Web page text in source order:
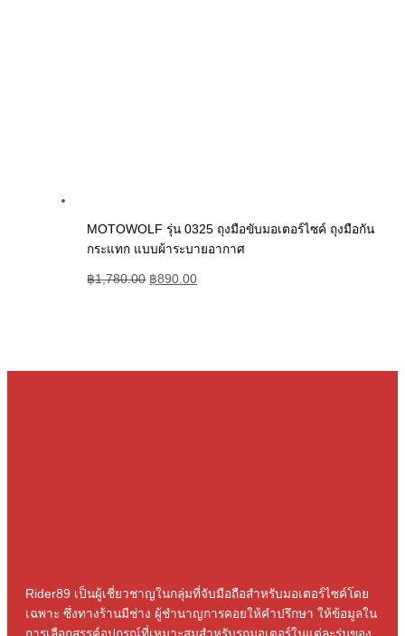
MOTOWOLF รุ่น 0325 ถุงมือขับมอเตอร์ไซค์ ถุงมือกัน
กระแทก แบบผ้าระบายอากาศ
฿1,780.00 ฿890.00
Rider89 เป็นผู้เชี่ยวชาญในกลุ่มที่จับมือถือสําหรับมอเตอร์ไซค์โดย
เฉพาะ ซึ่งทางร้านมีช่าง ผู้ชํานาญการคอยให้คําปรึกษา ให้ข้อมูลใน